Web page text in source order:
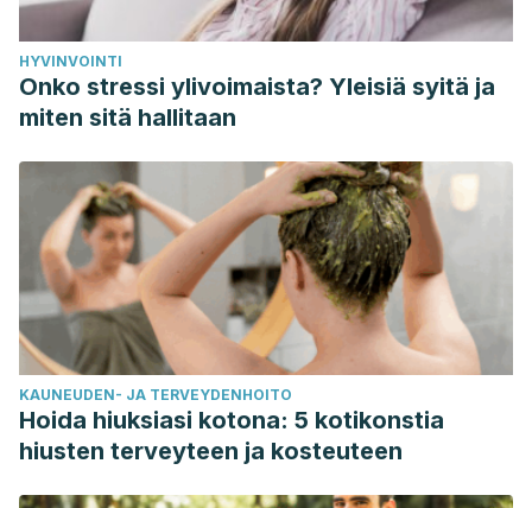
HYVINVOINTI
Onko stressi ylivoimaista? Yleisiä syitä ja
miten sitä hallitaan
KAUNEUDEN- JA TERVEYDENHOITO
Hoida hiuksiasi kotona: 5 kotikonstia
hiusten terveyteen ja kosteuteen